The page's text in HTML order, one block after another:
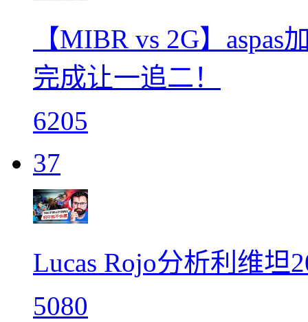
【MIBR vs 2G】
完成让一追二！
6205
37
Lucas Rojo分析利维坦
5080